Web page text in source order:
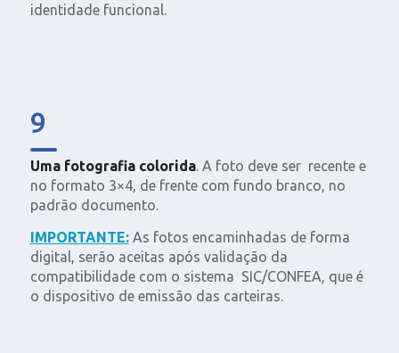
identidade funcional.
9
Uma fotografia colorida. A foto deve ser recente e
no formato 3×4, de frente com fundo branco, no
padrão documento.
IMPORTANTE:As fotos encaminhadas de forma
digital, serão aceitas após validação da
compatibilidade com o sistema SIC/CONFEA, que é
o dispositivo de emissão das carteiras.